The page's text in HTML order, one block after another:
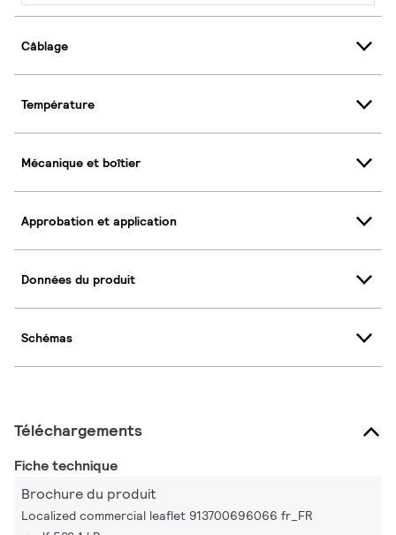
Câblage
Température
Mécanique et boîtier
Approbation et application
Données du produit
Schémas
Téléchargements
Fiche technique
Brochure du produit
Localized commercial leaflet 913700696066 fr_FR